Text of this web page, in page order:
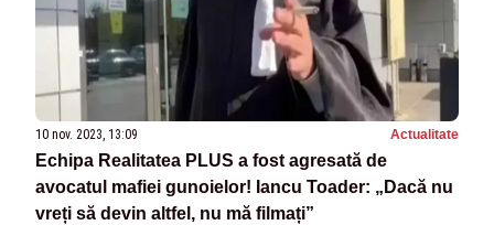
10 nov. 2023, 13:09 Actualitate
Echipa Realitatea PLUS a fost agresată de
avocatul mafiei gunoielor! Iancu Toader: „Dacă nu
vreți să devin altfel, nu mă filmați”